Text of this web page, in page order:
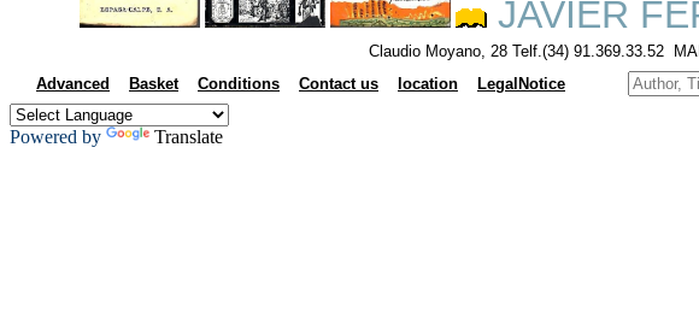
JAVIER
Claudio Moyano, 28 Telf.(34) 91.369.33.52
Advanced Basket Conditions Contact us location LegalNotice
Powered by Translate